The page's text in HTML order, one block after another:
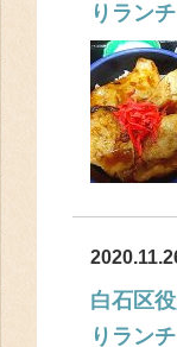
りラン
白石区
りラン